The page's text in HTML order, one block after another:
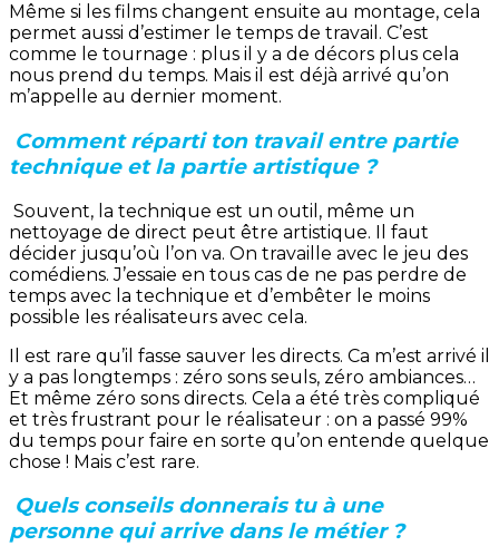
Même si les films changent ensuite au montage, cela
permet aussi d’estimer le temps de travail. C’est
comme le tournage : plus il y a de décors plus cela
nous prend du temps. Mais il est déjà arrivé qu’on
m’appelle au dernier moment.
Comment réparti ton travail entre partie
technique et la partie artistique ?
Souvent, la technique est un outil, même un
nettoyage de direct peut être artistique. Il faut
décider jusqu’où l’on va. On travaille avec le jeu des
comédiens. J’essaie en tous cas de ne pas perdre de
temps avec la technique et d’embêter le moins
possible les réalisateurs avec cela.
Il est rare qu’il fasse sauver les directs. Ca m’est arrivé il
y a pas longtemps : zéro sons seuls, zéro ambiances…
Et même zéro sons directs. Cela a été très compliqué
et très frustrant pour le réalisateur : on a passé 99%
du temps pour faire en sorte qu’on entende quelque
chose ! Mais c’est rare.
Quels conseils donnerais tu à une
personne qui arrive dans le métier ?